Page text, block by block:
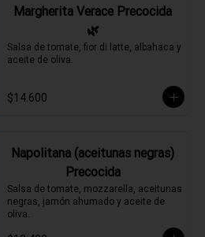
Margherita Verace Precocida
🌿
Salsa de tomate, fior di latte, albahaca y
aceite de oliva.
$14.600
Napolitana (aceitunas negras)
Precocida
Salsa de tomate, mozzarella, aceitunas
negras, jamón ahumado y aceite de
oliva.